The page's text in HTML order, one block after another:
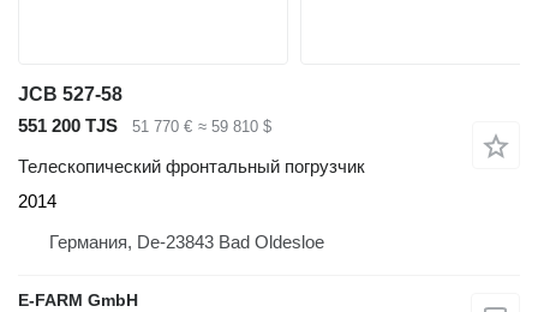
JCB 527-58
551 200 TJS
51 770 € ≈ 59 810 $
Телескопический фронтальный погрузчик
2014
Германия, De-23843 Bad Oldesloe
E-FARM GmbH